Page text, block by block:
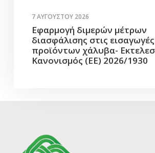
7 ΑΥΓΟΎΣΤΟΥ 2026
Εφαρμογή διμερών μέτρων
διασφάλισης στις εισαγωγές
προϊόντων χάλυβα-
Κανονισμός (ΕΕ) 2026/1930